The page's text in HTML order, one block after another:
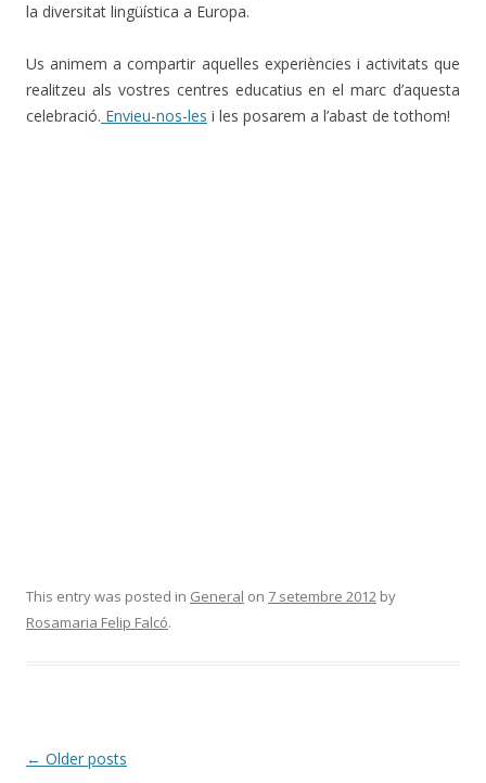
la diversitat lingüística a Europa.
Us animem a compartir aquelles experiències i activitats que
realitzeu als vostres centres educatius en el marc d’aquesta
celebració. Envieu-nos-les i les posarem a l’abast de tothom!
This entry was posted in General on 7 setembre 2012 by
Rosamaria Felip Falcó.
Post
← Older posts